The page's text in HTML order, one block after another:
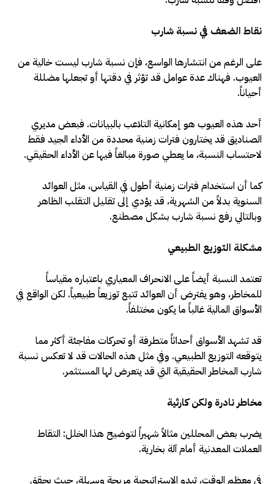
نقاط الضعف في نسبة شارب
على الرغم من انتشارها الواسع، فإن نسبة شارب ليست خالية من
العيوب. فهناك عدة عوامل قد تؤثر في دقتها أو تجعلها مضللة
أحياناً.
أحد هذه العيوب هو إمكانية التلاعب بالبيانات. فبعض مديري
الصناديق قد يختارون فترات زمنية محددة من الأداء الجيد فقط
لاحتساب النسبة، ما يعطي صورة مبالغاً فيها عن الأداء الحقيقي.
كما أن استخدام فترات زمنية أطول في القياس، مثل العوائد
السنوية بدلاً من الشهرية، قد يؤدي إلى تقليل التقلب الظاهر
وبالتالي رفع نسبة شارب بشكل مصطنع.
مشكلة التوزيع الطبيعي
تعتمد النسبة أيضاً على الانحراف المعياري باعتباره مقياساً
للمخاطر، وهو يفترض أن العوائد تتبع توزيعاً طبيعياً. لكن الواقع في
الأسواق المالية غالباً ما يكون مختلفاً.
قد تشهد الأسواق أحداثاً متطرفة أو تحركات مفاجئة أكثر مما
يتوقعه التوزيع الطبيعي. وفي مثل هذه الحالات قد لا تعكس نسبة
شارب المخاطر الحقيقية التي قد يتعرض لها المستثمر.
مخاطر نادرة ولكن كارثية
يضرب بعض المحللين مثالاً شهيراً لتوضيح هذا الخلل: التقاط
العملات المعدنية أمام آلة بخارية.
في معظم الوقت، تبدو الاستراتيجية مربحة وسهلة، حيث يحقق